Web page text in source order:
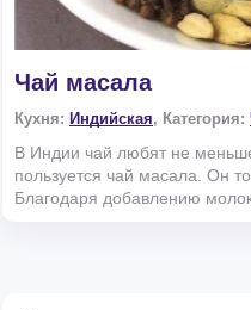
Чай масала
Кухня: Индийская, Категория:
В Индии чай любят не
пользуется чай масала. Он
Благодаря добавлению